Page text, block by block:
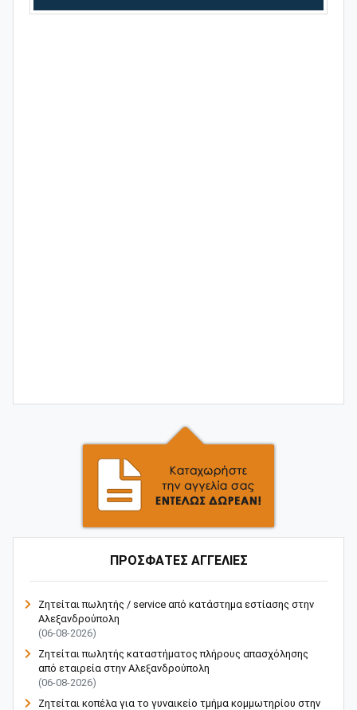
ΠΡΟΣΦΑΤΕΣ ΑΓΓΕΛΙΕΣ
Ζητείται πωλητής / service από κατάστημα εστίασης στην
Αλεξανδρούπολη
(06-08-2026)
Ζητείται πωλητής καταστήματος πλήρους απασχόλησης
από εταιρεία στην Αλεξανδρούπολη
(06-08-2026)
Ζητείται κοπέλα για το γυναικείο τμήμα κομμωτηρίου στην